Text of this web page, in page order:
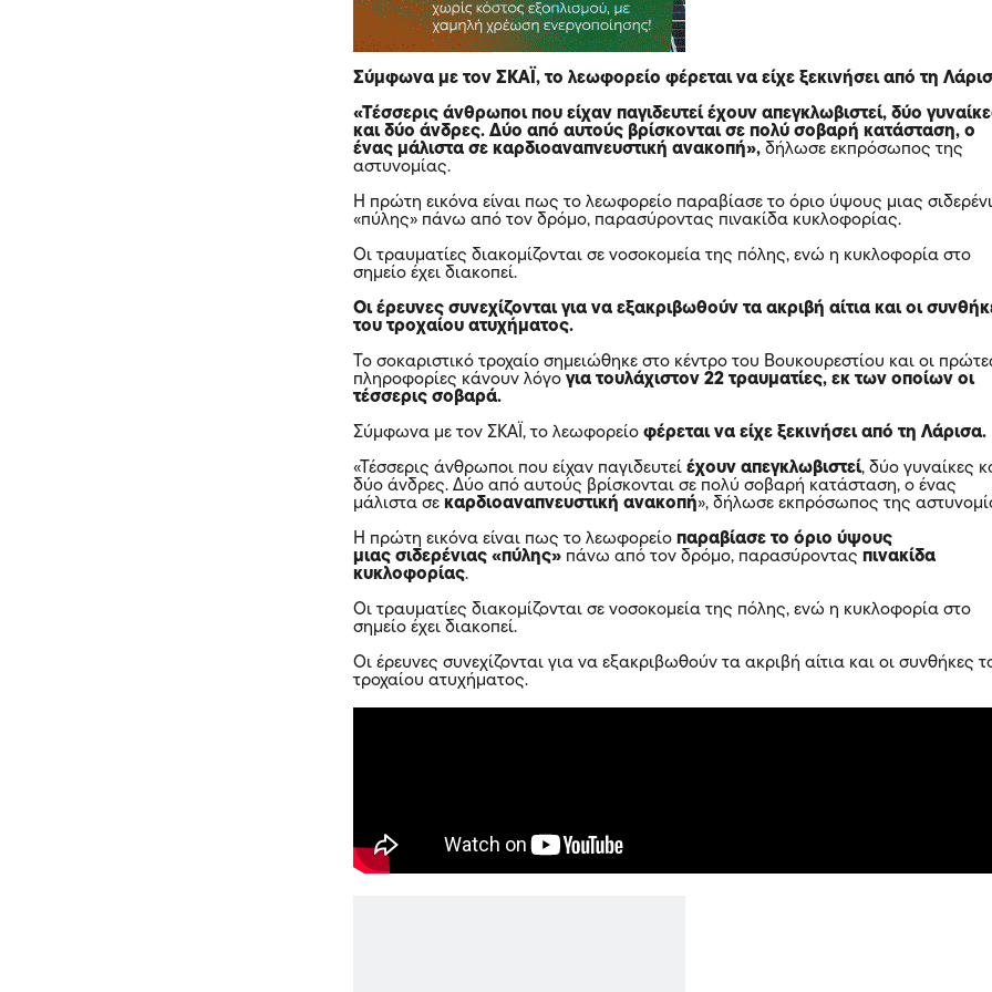
Σύμφωνα με τον ΣΚΑΪ, το λεωφορείο φέρεται να είχε ξεκινήσει από τη
«Τέσσερις άνθρωποι που είχαν παγιδευτεί έχουν απεγκλωβιστεί, δύο
και δύο άνδρες. Δύο από αυτούς βρίσκονται σε πολύ σοβαρή κατάσταση, ο
ένας μάλιστα σε καρδιοαναπνευστική ανακοπή»,δήλωσε εκπρόσωπος της
αστυνομίας.
Η πρώτη εικόνα είναι πως το λεωφορείο παραβίασε το όριο ύψους μιας
«πύλης» πάνω από τον δρόμο, παρασύροντας πινακίδα κυκλοφορίας.
Οι τραυματίες διακομίζονται σε νοσοκομεία της πόλης, ενώ η κυκλοφορία στο
σημείο έχει διακοπεί.
Οι έρευνες συνεχίζονται για να εξακριβωθούν τα ακριβή αίτια και οι
του τροχαίου ατυχήματος.
Το σοκαριστικό τροχαίο σημειώθηκε στο κέντρο του Βουκουρεστίου και οι
πληροφορίες κάνουν λόγογια τουλάχιστον 22 τραυματίες, εκ των οποίων οι
τέσσερις σοβαρά.
Σύμφωνα με τον ΣΚΑΪ, το λεωφορείοφέρεται να είχε ξεκινήσει από τη Λάρισα.
«Τέσσερις άνθρωποι που είχαν παγιδευτείέχουν απεγκλωβιστεί, δύο γυναίκες
δύο άνδρες. Δύο από αυτούς βρίσκονται σε πολύ σοβαρή κατάσταση, ο ένας
μάλιστα σεκαρδιοαναπνευστική ανακοπή», δήλωσε εκπρόσωπος της
Η πρώτη εικόνα είναι πως το λεωφορείοπαραβίασε το όριο ύψους
μιας σιδερένιας «πύλης» πάνω από τον δρόμο, παρασύρονταςπινακίδα
κυκλοφορίας.
Οι τραυματίες διακομίζονται σε νοσοκομεία της πόλης, ενώ η κυκλοφορία στο
σημείο έχει διακοπεί.
Οι έρευνες συνεχίζονται για να εξακριβωθούν τα ακριβή αίτια και οι συνθήκες
τροχαίου ατυχήματος.